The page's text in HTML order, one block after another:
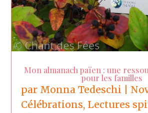
Mon almanach païen : une
pour les familles
par Monna Tedeschi
Célébrations, Lectures